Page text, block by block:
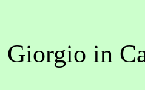
Giorgio in